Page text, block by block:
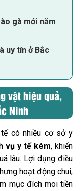
gà mới năm
uy tín ở Bắc
vật hiệu quả,
Ninh
có nhiều cơ sở y
vụ y tế kém, khiến
lâu. Lợi dụng điều
hoạt động chui,
mục đích moi tiền